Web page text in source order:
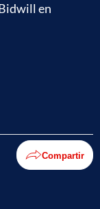
en
Compartir